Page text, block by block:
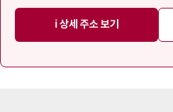
ℹ️ 상세 주소 보기